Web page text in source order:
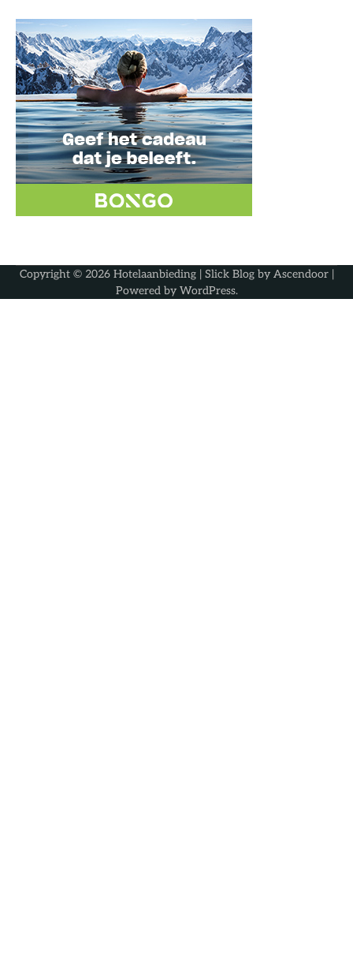
Copyright © 2026 Hotelaanbieding| Slick Blog by Ascendoor|
Powered by WordPress.